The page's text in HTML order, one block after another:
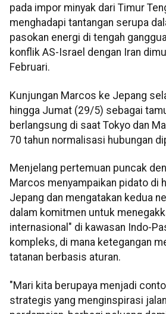
pada impor minyak dari Timur
menghadapi tantangan serupa
pasokan energi di tengah
konflik AS-Israel dengan Iran
Februari.
Kunjungan Marcos ke Jepang
hingga Jumat (29/5) sebagai
berlangsung di saat Tokyo dan
70 tahun normalisasi hubungan
Menjelang pertemuan puncak
Marcos menyampaikan pidato di
Jepang dan mengatakan kedua
dalam komitmen untuk
internasional" di kawasan Indo-
kompleks, di mana ketegangan
tatanan berbasis aturan.
"Mari kita berupaya menjadi
strategis yang menginspirasi